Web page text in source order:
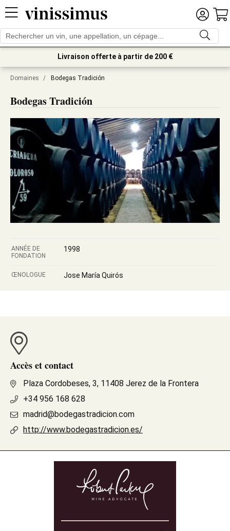
Livraison offerte à partir de 200 €
Domaines / Bodegas Tradición
Bodegas Tradición
ANNÉE DE
FONDATION
1998
ŒNOLOGUE Jose María Quirós
Accès et contact
Plaza Cordobeses, 3, 11408 Jerez de la Frontera
+34 956 168 628
madrid@bodegastradicion.com
http://www.bodegastradicion.es/